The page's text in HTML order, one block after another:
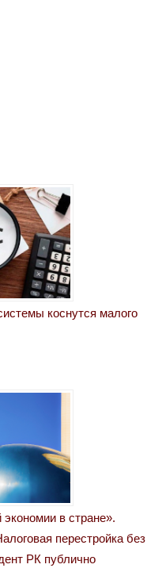
коснутся малого
в стране».
перестройка без
РК публично